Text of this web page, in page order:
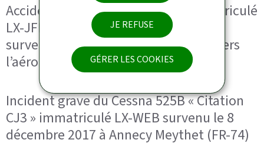
JE REFUSE
GÉRER LES COOKIES
Accident du Pilatus PC-12-47E immatriculé
LX-JFD exploité par Jetfly Aviation
survenu le 30/03/2020 en approche vers
l’aéroport Nice-Côte-d’Azur (06)
Incident grave du Cessna 525B « Citation
CJ3 » immatriculé LX-WEB survenu le 8
décembre 2017 à Annecy Meythet (FR-74)